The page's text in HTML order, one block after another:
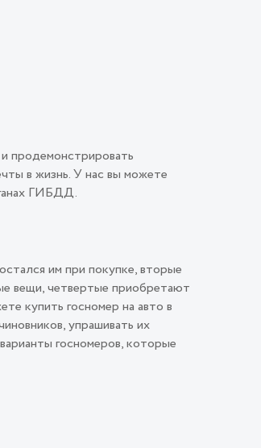
продемонстрировать
в жизнь. У нас вы можете
ГИБДД.
им при покупке, вторые
вещи, четвертые приобретают
купить госномер на авто в
упрашивать их
госномеров, которые